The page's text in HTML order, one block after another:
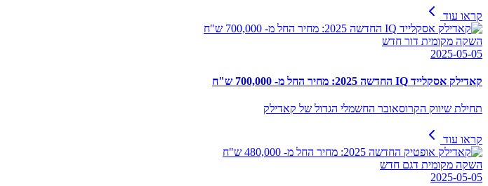
קראו עוד
השקה מקומית דור חדש
2025-05-05
קאדילק אסקלייד IQ החדשה 2025: מחיר החל מ- 700,000 ש"ח
תחילת שיווק הקרוסאובר החשמלי הגדול של קאדילק
קראו עוד
השקה מקומית דגם חדש
2025-05-05